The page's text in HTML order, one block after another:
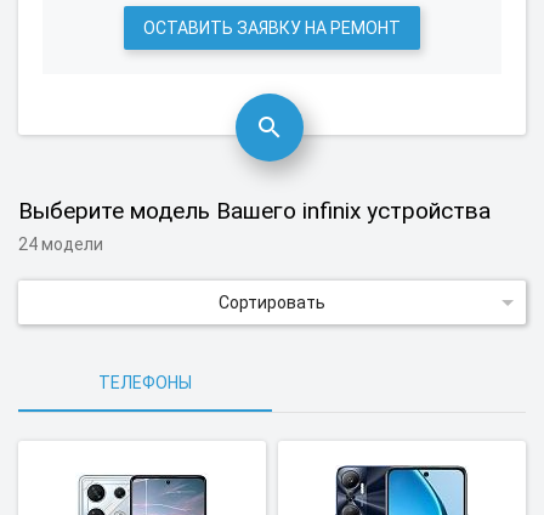
ОСТАВИТЬ ЗАЯВКУ НА РЕМОНТ
Выберите модель Вашего infinix устройства
24 модели
Сортировать
ТЕЛЕФОНЫ